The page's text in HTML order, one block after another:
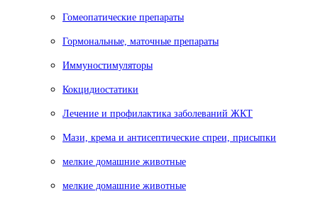
Гомеопатические препараты
Гормональные, маточные препараты
Иммуностимуляторы
Кокцидиостатики
Лечение и профилактика заболеваний ЖКТ
Мази, крема и антисептические спреи, присыпки
мелкие домашние животные
мелкие домашние животные